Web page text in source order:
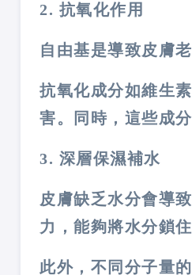
2. 抗氧化作用
自由基是導致皮膚
抗氧化成分如維生
害。同時，這些成
3. 深層保濕補水
皮膚缺乏水分會導
力，能夠將水分鎖
此外，不同分子量